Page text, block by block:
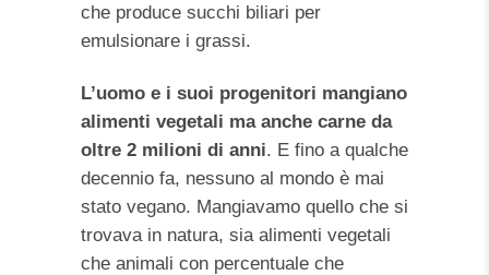
che produce succhi biliari per
emulsionare i grassi.
L’uomo e i suoi progenitori mangiano
alimenti vegetali ma anche carne da
oltre 2 milioni di anni. E fino a qualche
decennio fa, nessuno al mondo è mai
stato vegano. Mangiavamo quello che si
trovava in natura, sia alimenti vegetali
che animali con percentuale che